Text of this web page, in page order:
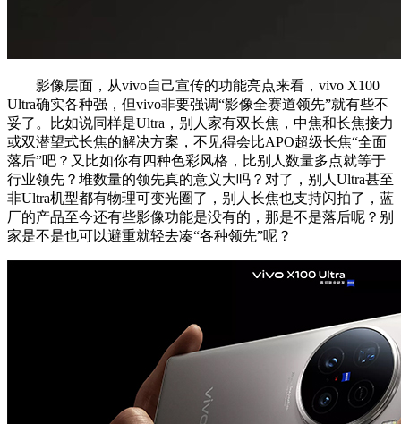
影像层面，从vivo自己宣传的功能亮点来看，vivo X100
Ultra确实各种强，但vivo非要强调“影像全赛道领先”就有些不
妥了。比如说同样是Ultra，别人家有双长焦，中焦和长焦接力
或双潜望式长焦的解决方案，不见得会比APO超级长焦“全面
落后”吧？又比如你有四种色彩风格，比别人数量多点就等于
行业领先？堆数量的领先真的意义大吗？对了，别人Ultra甚至
非Ultra机型都有物理可变光圈了，别人长焦也支持闪拍了，蓝
厂的产品至今还有些影像功能是没有的，那是不是落后呢？别
家是不是也可以避重就轻去凑“各种领先”呢？